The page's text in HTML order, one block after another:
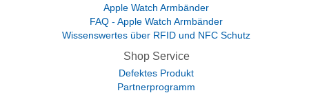
Apple Watch Armbänder
FAQ - Apple Watch Armbänder
Wissenswertes über RFID und NFC Schutz
Shop Service
Defektes Produkt
Partnerprogramm